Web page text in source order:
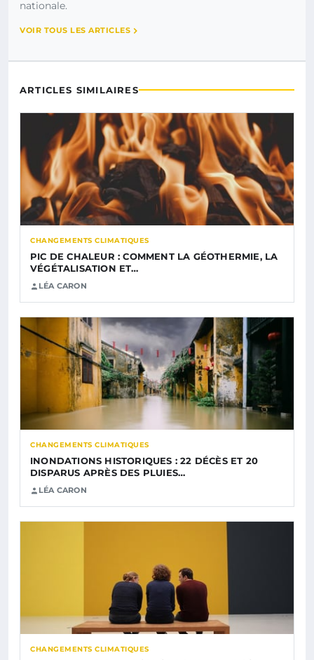
nationale.
VOIR TOUS LES ARTICLES
ARTICLES SIMILAIRES
CHANGEMENTS CLIMATIQUES
PIC DE CHALEUR : COMMENT LA GÉOTHERMIE, LA
VÉGÉTALISATION ET…
LÉA CARON
CHANGEMENTS CLIMATIQUES
INONDATIONS HISTORIQUES : 22 DÉCÈS ET 20
DISPARUS APRÈS DES PLUIES…
LÉA CARON
CHANGEMENTS CLIMATIQUES